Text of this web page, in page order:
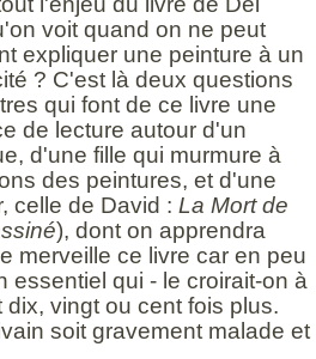
voit quand on ne peut
expliquer une peinture à un
? C'est là deux questions
qui font de ce livre une
de lecture autour d'un
d'une fille qui murmure à
des peintures, et d'une
celle de David : La Mort de
), dont on apprendra
merveille ce livre car en peu
essentiel qui - le croirait-on à
vingt ou cent fois plus.
soit gravement malade et